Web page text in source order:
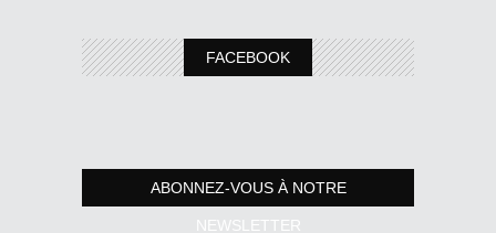
FACEBOOK
ABONNEZ-VOUS À NOTRE
NEWSLETTER